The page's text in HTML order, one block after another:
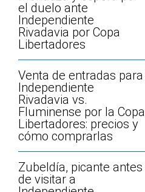
el duelo ante
Independiente
Rivadavia por Copa
Libertadores
Venta de entradas para
Independiente
Rivadavia vs.
Fluminense por la Copa
Libertadores: precios y
cómo comprarlas
Zubeldía, picante antes
de visitar a